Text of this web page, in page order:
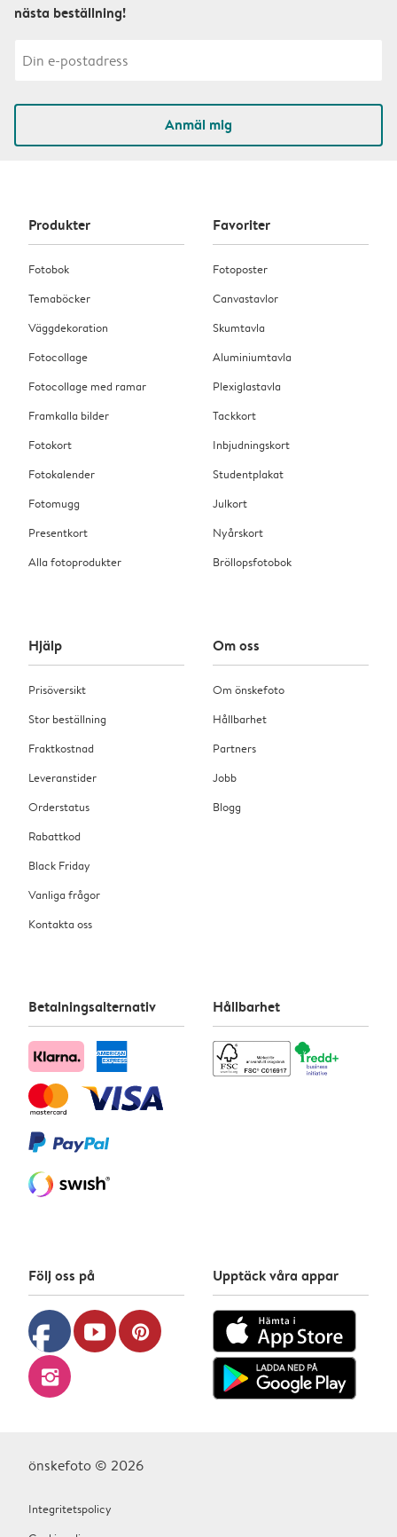
nästa beställning!
Anmäl mig
Produkter
Fotobok
Temaböcker
Väggdekoration
Fotocollage
Fotocollage med ramar
Framkalla bilder
Fotokort
Fotokalender
Fotomugg
Presentkort
Alla fotoprodukter
Favoriter
Fotoposter
Canvastavlor
Skumtavla
Aluminiumtavla
Plexiglastavla
Tackkort
Inbjudningskort
Studentplakat
Julkort
Nyårskort
Bröllopsfotobok
Hjälp
Prisöversikt
Stor beställning
Fraktkostnad
Leveranstider
Orderstatus
Rabattkod
Black Friday
Vanliga frågor
Kontakta oss
Om oss
Om önskefoto
Hållbarhet
Partners
Jobb
Blogg
Betalningsalternativ Hållbarhet
Följ oss på
facebook youtube pinterest
instagram
Upptäck våra appar
önskefoto © 2026
Integritetspolicy